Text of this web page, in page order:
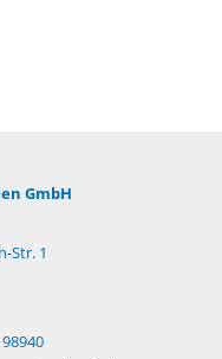
GmbH
Str. 1